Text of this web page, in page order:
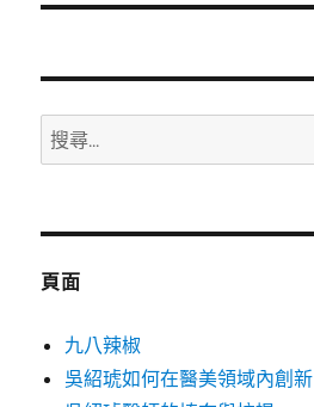
文
搜
尋
鍵
頁面
九八辣椒
吳紹琥如何在醫美領域內創新